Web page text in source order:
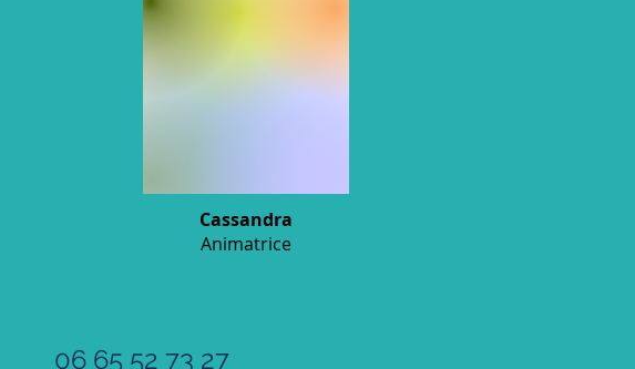
Cassandra
Animatrice
06 65 52 73 27